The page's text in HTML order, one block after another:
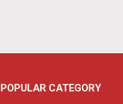
POPULAR CATEGORY